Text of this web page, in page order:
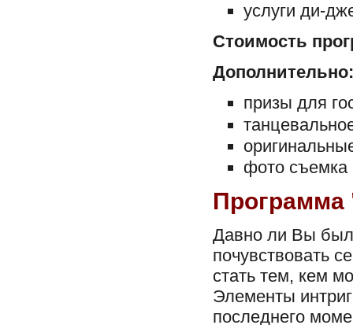
услуги ди-
Стоимость
Дополнительно:
призы для
фото съемка
Программа
Давно ли Вы
почувствовать
стать тем, кем
Элементы
последнего